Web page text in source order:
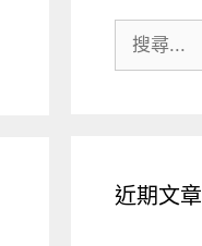
尋:
近期文章